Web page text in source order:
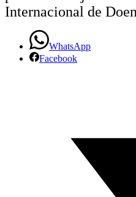
Internacional de
WhatsApp
Facebook